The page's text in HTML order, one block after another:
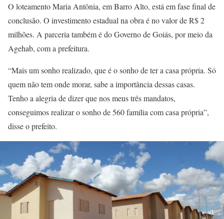
O loteamento Maria Antônia, em Barro Alto, está em fase final de
conclusão. O investimento estadual na obra é no valor de R$ 2
milhões. A parceria também é do Governo de Goiás, por meio da
Agehab, com a prefeitura.
“Mais um sonho realizado, que é o sonho de ter a casa própria. Só
quem não tem onde morar, sabe a importância dessas casas.
Tenho a alegria de dizer que nos meus três mandatos,
conseguimos realizar o sonho de 560 família com casa própria”,
disse o prefeito.